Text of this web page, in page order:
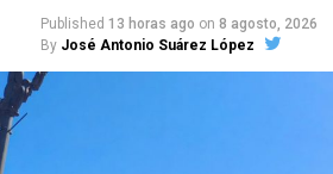
Published 13 horas ago on 8 agosto, 2026
By José Antonio Suárez López